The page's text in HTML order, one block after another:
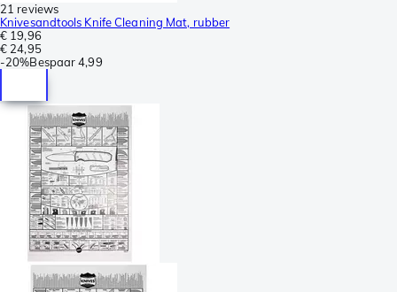
21 reviews
Knivesandtools Knife Cleaning Mat, rubber
€ 19,96
€ 24,95
-20%Bespaar 4,99